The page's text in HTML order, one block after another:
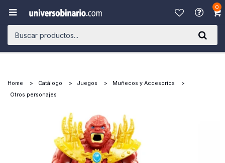
0

Home Catálogo Juegos
Muñecos y Accesorios
Otros personajes